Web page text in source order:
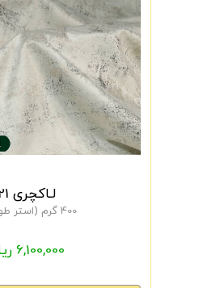
لـاکچری 21
400 گرم (استر طوسی)
6,100,000 ریال